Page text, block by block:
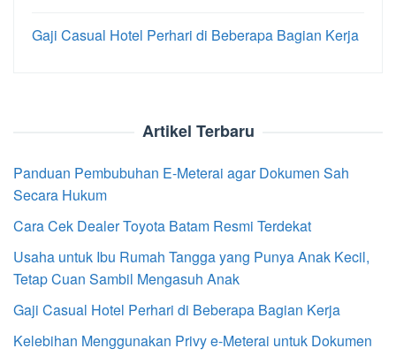
Gaji Casual Hotel Perhari di Beberapa Bagian Kerja
Artikel Terbaru
Panduan Pembubuhan E-Meterai agar Dokumen Sah
Secara Hukum
Cara Cek Dealer Toyota Batam Resmi Terdekat
Usaha untuk Ibu Rumah Tangga yang Punya Anak Kecil,
Tetap Cuan Sambil Mengasuh Anak
Gaji Casual Hotel Perhari di Beberapa Bagian Kerja
Kelebihan Menggunakan Privy e-Meterai untuk Dokumen